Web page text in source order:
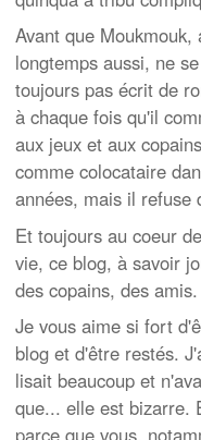
Avant que
longtemps aussi, ne
toujours pas écrit de
à chaque fois qu'il
aux jeux et aux
comme colocataire
années, mais il refuse
Et toujours au coeur
vie, ce blog, à savoir
des copains, des amis.
Je vous aime si fort
blog et d'être restés.
lisait beaucoup et
que... elle est bizarre.
parce que vous,